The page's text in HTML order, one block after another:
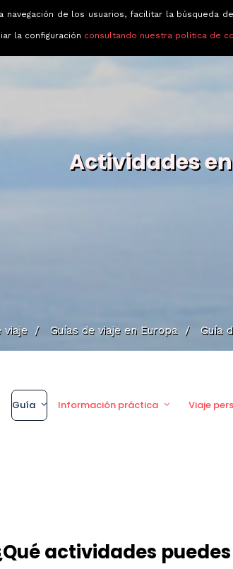
emocionan
Actividades
viaje / Guías de viaje en Europa / Guía
Guía Información práctica Viaje
actividades
de los usuarios, facilitar la búsqueda
la configuración consultando nuestra política de